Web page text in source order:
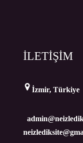
İLETİŞİM
İzmir, Türkiye